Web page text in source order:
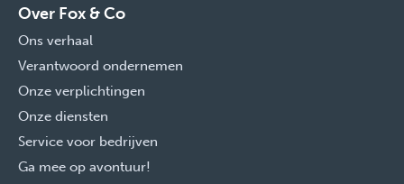
Over Fox & Co
Ons verhaal
Verantwoord ondernemen
Onze verplichtingen
Onze diensten
Service voor bedrijven
Ga mee op avontuur!